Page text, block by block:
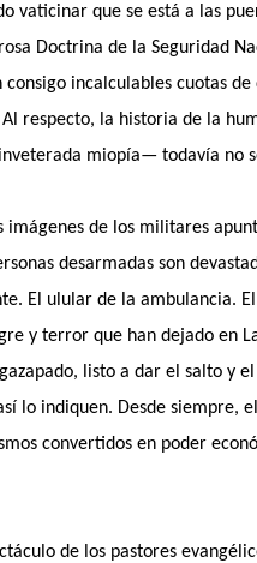
vaticinar que se está a las
Doctrina de la Seguridad
incalculables cuotas
respecto, la historia de la
miopía— todavía no
imágenes de los militares
desarmadas son
El ulular de la ambulancia.
y terror que han dejado en
listo a dar el salto y
lo indiquen. Desde siempre,
convertidos en poder
de los pastores